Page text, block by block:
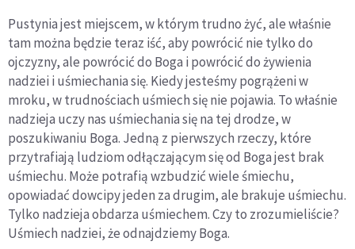
Pustynia jest miejscem, w którym trudno żyć, ale właśnie
tam można będzie teraz iść, aby powrócić nie tylko do
ojczyzny, ale powrócić do Boga i powrócić do żywienia
nadziei i uśmiechania się. Kiedy jesteśmy pogrążeni w
mroku, w trudnościach uśmiech się nie pojawia. To właśnie
nadzieja uczy nas uśmiechania się na tej drodze, w
poszukiwaniu Boga. Jedną z pierwszych rzeczy, które
przytrafiają ludziom odłączającym się od Boga jest brak
uśmiechu. Może potrafią wzbudzić wiele śmiechu,
opowiadać dowcipy jeden za drugim, ale brakuje uśmiechu.
Tylko nadzieja obdarza uśmiechem. Czy to zrozumieliście?
Uśmiech nadziei, że odnajdziemy Boga.